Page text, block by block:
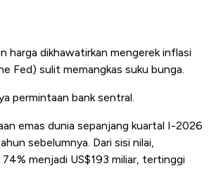
harga dikhawatirkan mengerek inflasi
Fed) sulit memangkas suku bunga.
permintaan bank sentral.
emas dunia sepanjang kuartal I-2026
sebelumnya. Dari sisi nilai,
menjadi US$193 miliar, tertinggi